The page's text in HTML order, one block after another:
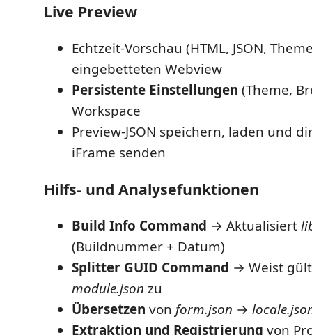
Live Preview
Echtzeit-Vorschau (HTML, JSON,
eingebetteten Webview
Persistente Einstellungen (Theme,
Workspace
Preview-JSON speichern, laden und
iFrame senden
Hilfs- und Analysefunktionen
Build Info Command → Aktualisiert
(Buildnummer + Datum)
Splitter GUID Command → Weist
module.json zu
Übersetzen von form.json →
Extraktion und Registrierung von